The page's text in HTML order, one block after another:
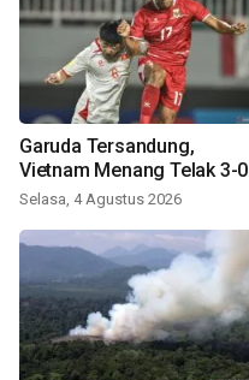
Garuda Tersandung,
Vietnam Menang Telak 3-0
Selasa, 4 Agustus 2026